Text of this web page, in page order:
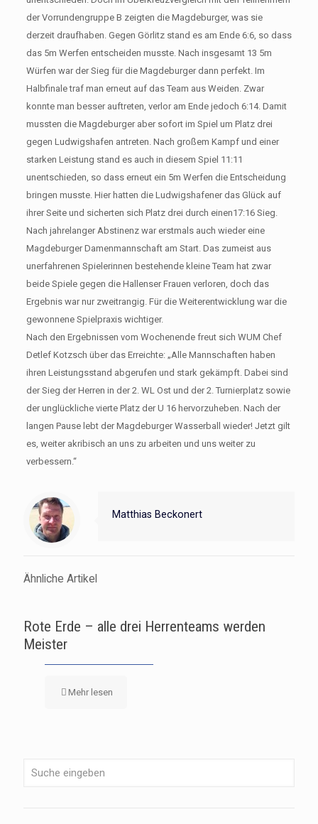
der Vorrundengruppe B zeigten die Magdeburger, was sie
derzeit draufhaben. Gegen Görlitz stand es am Ende 6:6, so dass
das 5m Werfen entscheiden musste. Nach insgesamt 13 5m
Würfen war der Sieg für die Magdeburger dann perfekt. Im
Halbfinale traf man erneut auf das Team aus Weiden. Zwar
konnte man besser auftreten, verlor am Ende jedoch 6:14. Damit
mussten die Magdeburger aber sofort im Spiel um Platz drei
gegen Ludwigshafen antreten. Nach großem Kampf und einer
starken Leistung stand es auch in diesem Spiel 11:11
unentschieden, so dass erneut ein 5m Werfen die Entscheidung
bringen musste. Hier hatten die Ludwigshafener das Glück auf
ihrer Seite und sicherten sich Platz drei durch einen17:16 Sieg.
Nach jahrelanger Abstinenz war erstmals auch wieder eine
Magdeburger Damenmannschaft am Start. Das zumeist aus
unerfahrenen Spielerinnen bestehende kleine Team hat zwar
beide Spiele gegen die Hallenser Frauen verloren, doch das
Ergebnis war nur zweitrangig. Für die Weiterentwicklung war die
gewonnene Spielpraxis wichtiger.
Nach den Ergebnissen vom Wochenende freut sich WUM Chef
Detlef Kotzsch über das Erreichte: „Alle Mannschaften haben
ihren Leistungsstand abgerufen und stark gekämpft. Dabei sind
der Sieg der Herren in der 2. WL Ost und der 2. Turnierplatz sowie
der unglückliche vierte Platz der U 16 hervorzuheben. Nach der
langen Pause lebt der Magdeburger Wasserball wieder! Jetzt gilt
es, weiter akribisch an uns zu arbeiten und uns weiter zu
verbessern.“
Matthias Beckonert
Ähnliche Artikel
Rote Erde – alle drei Herrenteams werden
Meister
Mehr lesen